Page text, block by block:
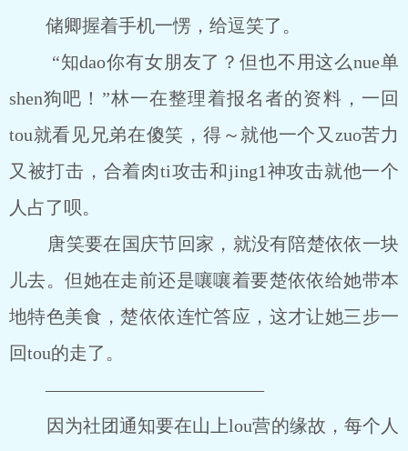
储卿握着手机一愣，给逗笑了。
“知dao你有女朋友了？但也不用这么nue单
shen狗吧！”林一在整理着报名者的资料，一回
tou就看见兄弟在傻笑，得～就他一个又zuo苦力
又被打击，合着肉ti攻击和jing1神攻击就他一个
人占了呗。
唐笑要在国庆节回家，就没有陪楚依依一块
儿去。但她在走前还是嚷嚷着要楚依依给她带本
地特色美食，楚依依连忙答应，这才让她三步一
回tou的走了。
————————————
因为社团通知要在山上lou营的缘故，每个人